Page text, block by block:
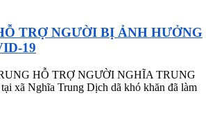
TRỢ NGƯỜI BỊ ẢNH HƯỞNG
19
HỖ TRỢ NGƯỜI NGHĨA TRUNG
xã Nghĩa Trung Dịch dã khó khăn đã làm